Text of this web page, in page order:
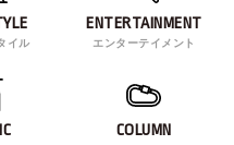
イル
ENTERTAINMENT
エンターテイメント
COLUMN